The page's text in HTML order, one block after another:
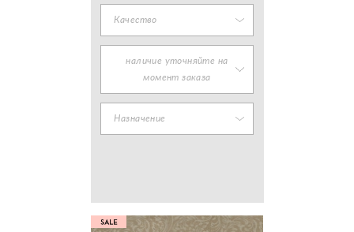
Качество
наличие уточняйте на
момент заказа
Назначение